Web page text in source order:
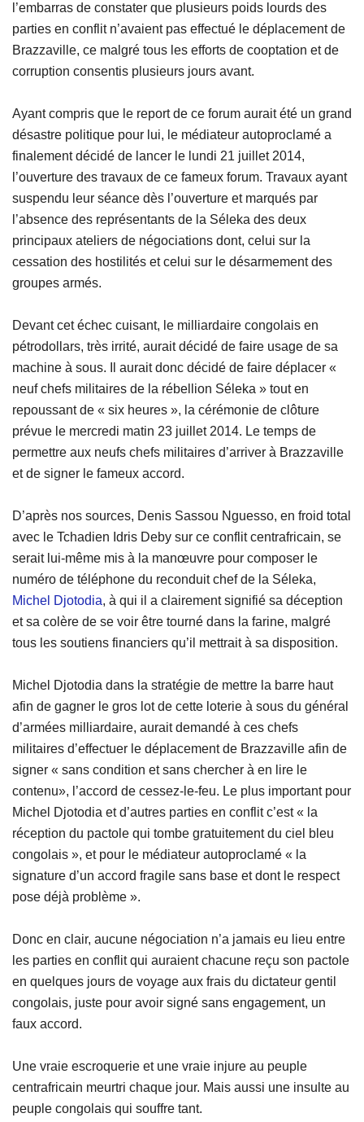
l’embarras de constater que plusieurs poids lourds des
parties en conflit n’avaient pas effectué le déplacement de
Brazzaville, ce malgré tous les efforts de cooptation et de
corruption consentis plusieurs jours avant.
Ayant compris que le report de ce forum aurait été un grand
désastre politique pour lui, le médiateur autoproclamé a
finalement décidé de lancer le lundi 21 juillet 2014,
l’ouverture des travaux de ce fameux forum. Travaux ayant
suspendu leur séance dès l’ouverture et marqués par
l’absence des représentants de la Séleka des deux
principaux ateliers de négociations dont, celui sur la
cessation des hostilités et celui sur le désarmement des
groupes armés.
Devant cet échec cuisant, le milliardaire congolais en
pétrodollars, très irrité, aurait décidé de faire usage de sa
machine à sous. Il aurait donc décidé de faire déplacer «
neuf chefs militaires de la rébellion Séleka » tout en
repoussant de « six heures », la cérémonie de clôture
prévue le mercredi matin 23 juillet 2014. Le temps de
permettre aux neufs chefs militaires d’arriver à Brazzaville
et de signer le fameux accord.
D’après nos sources, Denis Sassou Nguesso, en froid total
avec le Tchadien Idris Deby sur ce conflit centrafricain, se
serait lui-même mis à la manœuvre pour composer le
numéro de téléphone du reconduit chef de la Séleka,
Michel Djotodia, à qui il a clairement signifié sa déception
et sa colère de se voir être tourné dans la farine, malgré
tous les soutiens financiers qu’il mettrait à sa disposition.
Michel Djotodia dans la stratégie de mettre la barre haut
afin de gagner le gros lot de cette loterie à sous du général
d’armées milliardaire, aurait demandé à ces chefs
militaires d’effectuer le déplacement de Brazzaville afin de
signer « sans condition et sans chercher à en lire le
contenu», l’accord de cessez-le-feu. Le plus important pour
Michel Djotodia et d’autres parties en conflit c’est « la
réception du pactole qui tombe gratuitement du ciel bleu
congolais », et pour le médiateur autoproclamé « la
signature d’un accord fragile sans base et dont le respect
pose déjà problème ».
Donc en clair, aucune négociation n’a jamais eu lieu entre
les parties en conflit qui auraient chacune reçu son pactole
en quelques jours de voyage aux frais du dictateur gentil
congolais, juste pour avoir signé sans engagement, un
faux accord.
Une vraie escroquerie et une vraie injure au peuple
centrafricain meurtri chaque jour. Mais aussi une insulte au
peuple congolais qui souffre tant.